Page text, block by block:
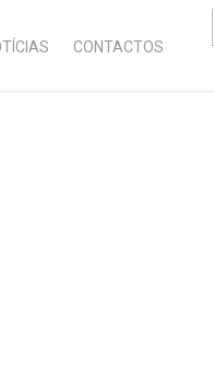
CONTACTOS